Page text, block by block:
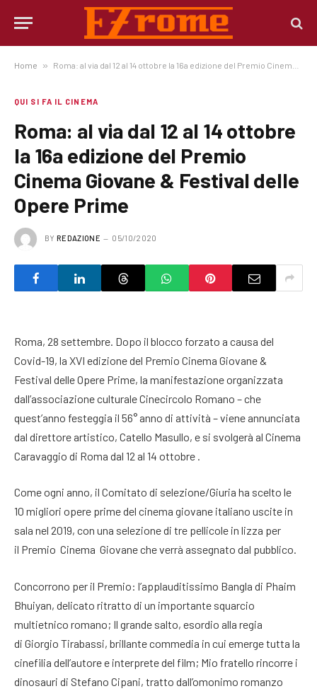
Home » Roma: al via dal 12 al 14 ottobre la 16a edizione del Premio Cinema Giovane & Festival delle Opere Prime
QUI SI FA IL CINEMA
Roma: al via dal 12 al 14 ottobre
la 16a edizione del Premio
Cinema Giovane & Festival delle
Opere Prime
BY REDAZIONE 05/10/2020
Roma, 28 settembre. Dopo il blocco forzato a causa del
Covid-19, la XVI edizione del Premio Cinema Giovane &
Festival delle Opere Prime, la manifestazione organizzata
dall’associazione culturale Cinecircolo Romano – che
quest’anno festeggia il 56° anno di attività – viene annunciata
dal direttore artistico, Catello Masullo, e si svolgerà al Cinema
Caravaggio di Roma dal 12 al 14 ottobre .
Come ogni anno, il Comitato di selezione/Giuria ha scelto le
10 migliori opere prime del cinema giovane italiano uscite in
sala nel 2019, con una selezione di tre pellicole in lizza per
il Premio Cinema Giovane che verrà assegnato dal pubblico.
Concorrono per il Premio: l’applauditissimo Bangla di Phaim
Bhuiyan, delicato ritratto di un importante squarcio
multietnico romano; Il grande salto, esordio alla regia
di Giorgio Tirabassi, brillante commedia in cui emerge tutta la
cinefilia dell’autore e interprete del film; Mio fratello rincorre i
dinosauri di Stefano Cipani, tratto dall’omonimo romanzo